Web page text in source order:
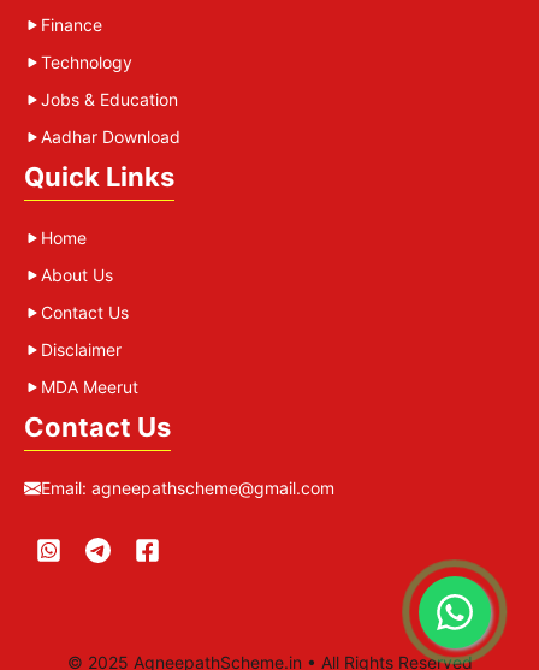
Finance
Technology
Jobs & Education
Aadhar Download
Quick Links
Home
About Us
Contact Us
Disclaimer
MDA Meerut
Contact Us
Email: agneepathscheme@gmail.com
© 2025 AgneepathScheme.in • All Rights Reserved